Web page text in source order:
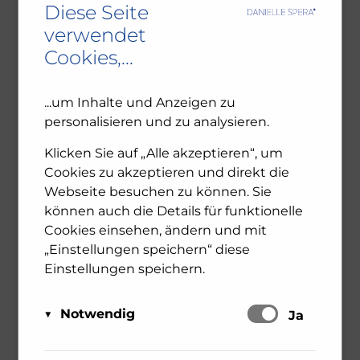
Stammgäste. Jüdinnen
und Juden am
Semmering
19. Juni 2024 Allgemein Bücher Judentum
Am 6. Juni wurde das von mir
herausgegebene Buch Stammgäste. Jüdinnen
und Juden am Semmering. Im Palais
Niederösterreich präsentiert. Gemeinsam mit
Frau Landeshauptfrau Johanna Mikl-Leitner,
die das Projekt initiierte, durfte ich über die
spannende ...
mehr erfahren
Diese Seite
verwendet
Cookies,...
...um Inhalte und Anzeigen zu
personalisieren und zu analysieren.
Klicken Sie auf „Alle akzeptieren“, um
Cookies zu akzeptieren und direkt die
Webseite besuchen zu können. Sie
können auch die Details für funktionelle
Cookies einsehen, ändern und mit
„Einstellungen speichern“ diese
Einstellungen speichern.
Notwendig Schalten
Ja
Diese Cookies sind für das Funktionieren der